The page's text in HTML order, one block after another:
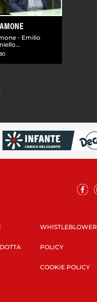
- Emilio
WHISTLEBLOWER
POLICY
COOKIE POLICY